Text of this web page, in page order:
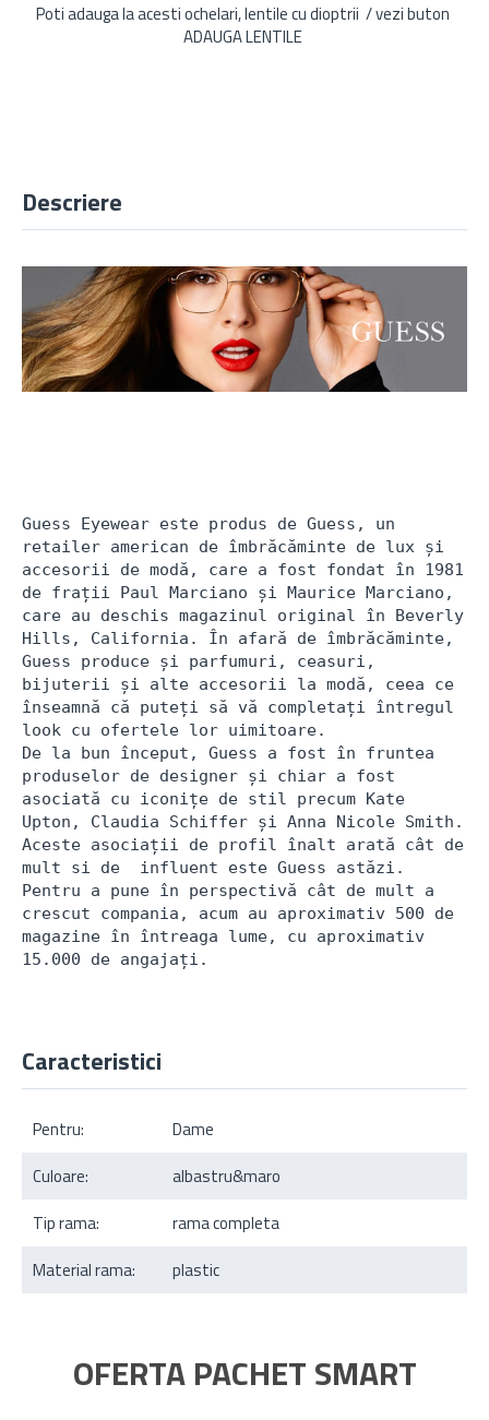
Poti adauga la acesti ochelari, lentile cu dioptrii / vezi buton
ADAUGA LENTILE
Descriere
Guess Eyewear este produs de Guess, un
retailer american de îmbrăcăminte de lux și
accesorii de modă, care a fost fondat în 1981
de frații Paul Marciano și Maurice Marciano,
care au deschis magazinul original în Beverly
Hills, California. În afară de îmbrăcăminte,
Guess produce și parfumuri, ceasuri,
bijuterii și alte accesorii la modă, ceea ce
înseamnă că puteți să vă completați întregul
look cu ofertele lor uimitoare.
De la bun început, Guess a fost în fruntea
produselor de designer și chiar a fost
asociată cu iconițe de stil precum Kate
Upton, Claudia Schiffer și Anna Nicole Smith.
Aceste asociații de profil înalt arată cât de
mult si de  influent este Guess astăzi.
Pentru a pune în perspectivă cât de mult a
crescut compania, acum au aproximativ 500 de
magazine în întreaga lume, cu aproximativ
15.000 de angajați.
Caracteristici
Pentru:
Dame
Culoare:
albastru&maro
Tip rama:
rama completa
Material rama:
plastic
OFERTA PACHET SMART